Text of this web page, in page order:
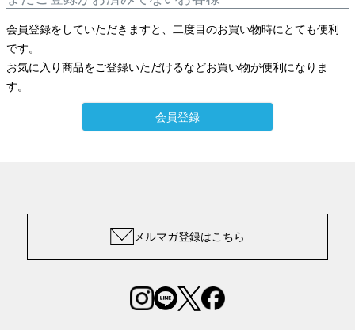
会員登録をしていただきますと、二度目のお買い物時にとても便利
です。
お気に入り商品をご登録いただけるなどお買い物が便利になりま
す。
会員登録
メルマガ登録はこちら